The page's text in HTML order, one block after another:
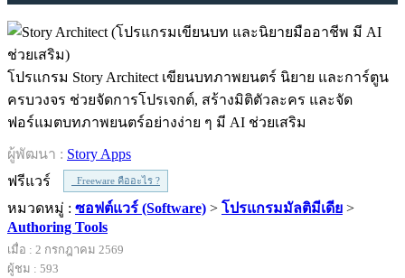
โปรแกรม Story Architect เขียนบทภาพยนตร์ นิยาย และการ์ตูน
ครบวงจร ช่วยจัดการโปรเจกต์, สร้างมิติตัวละคร และจัด
ฟอร์แมตบทภาพยนตร์อย่างง่าย ๆ มี AI ช่วยเสริม
ผู้พัฒนา : Story Apps
ฟรีแวร์
Freeware คืออะไร ?
หมวดหมู่ : ซอฟต์แวร์ (Software) > โปรแกรมมัลติมีเดีย >
Authoring Tools
เมื่อ : 2 กรกฎาคม 2569
ผู้ชม : 593